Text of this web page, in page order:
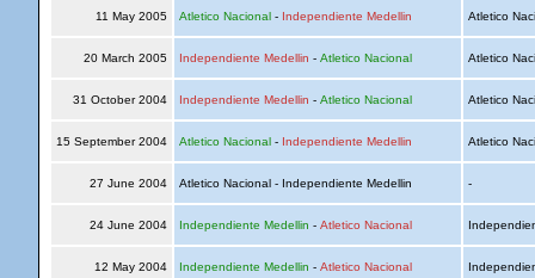
11 May 2005 Atletico Nacional- Independiente Medellin Atletico
20 March 2005 Independiente Medellin - Atletico Nacional Atletico
31 October 2004 Independiente Medellin - Atletico Nacional Atletico
15 September 2004 Atletico Nacional- Independiente Medellin Atletico
27 June 2004 Atletico Nacional - Independiente Medellin -
24 June 2004 Independiente Medellin - Atletico Nacional
12 May 2004 Independiente Medellin - Atletico Nacional